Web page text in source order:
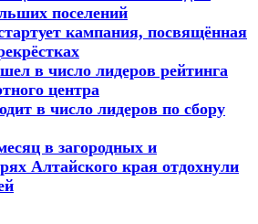
поселений
кампания, посвящённая
в число лидеров рейтинга
центра
в число лидеров по сбору
в загородных и
Алтайского края отдохнули